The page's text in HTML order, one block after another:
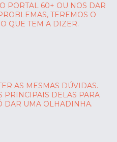
PORTAL 60+ OU NOS DAR
TEREMOS O
QUE TEM A DIZER.
AS MESMAS DÚVIDAS.
PRINCIPAIS DELAS PARA
DAR UMA OLHADINHA.